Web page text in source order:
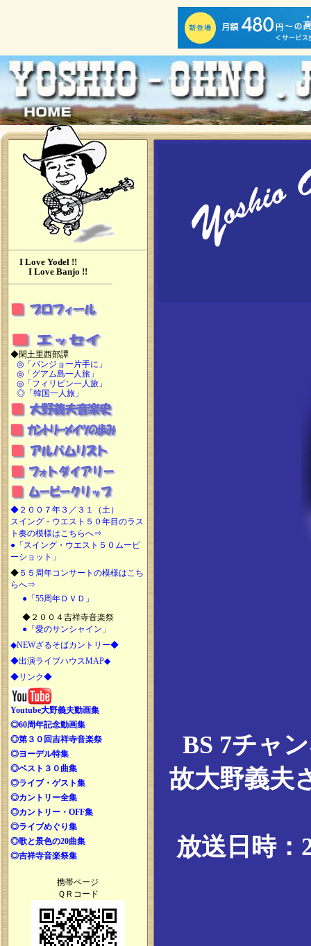
I Love Yodel !!
I Love Banjo !!
◆閑土里西部譚
◎「バンジョー片手に」
◎「グアム島一人旅」
◎「フィリピン一人旅」
◎「韓国一人旅」
◆ ２００７年３／３１（土）
スイング・ウエスト５０年目のラス
ト奏の模様はこちらへ⇒
●「スイング・ウエスト５０ムービ
ーショット」
◆ ５５周年コンサートの模様はこち
らへ⇒
●「55周年ＤＶＤ」
◆２００４吉祥寺音楽祭
●「愛のサンシャイン」
◆NEWざるそばカントリー◆
◆出演ライブハウスMAP◆
◆リンク◆
Youtube大野義夫動画集
◎60周年記念動画集
◎第３０回吉祥寺音楽祭
◎ヨーデル特集
◎ベスト３０曲集
◎ライブ・ゲスト集
◎カントリー全集
◎カントリー・OFF集
◎ライブめぐり集
◎歌と景色の20曲集
◎吉祥寺音楽祭集
携帯ページ
ＱＲコード
BS 7チャ
故大野義夫
放送日時：